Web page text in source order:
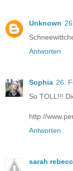
Unknown
Antworten
Sophia 26.
So TOLL!!!
http://
Antworten
sarah